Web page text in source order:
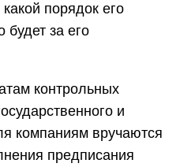
порядок его
будет за его
контрольных
и
компаниям вручаются
предписания